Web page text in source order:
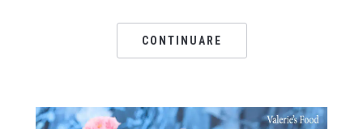
CONTINUARE